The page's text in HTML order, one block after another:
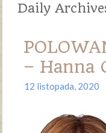
Daily
– Hanna
12 listopada, 2020